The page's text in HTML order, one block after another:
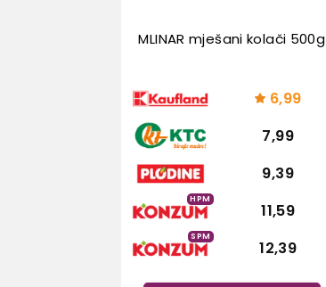
MLINAR mješani kolači 500g
6,99
7,99
9,39
HPM
11,59
SPM
12,39